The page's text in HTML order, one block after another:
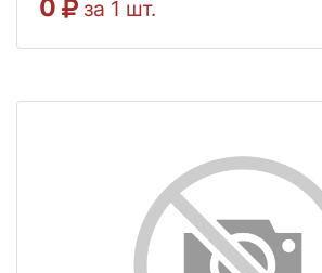
0 за 1 шт.